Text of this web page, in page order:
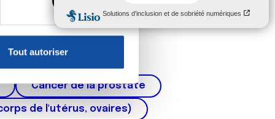
reportez-vous à lasection «
sur les cookies.
informations que
Tout autoriser
Cancer de la prostate
de l'utérus, ovaires)